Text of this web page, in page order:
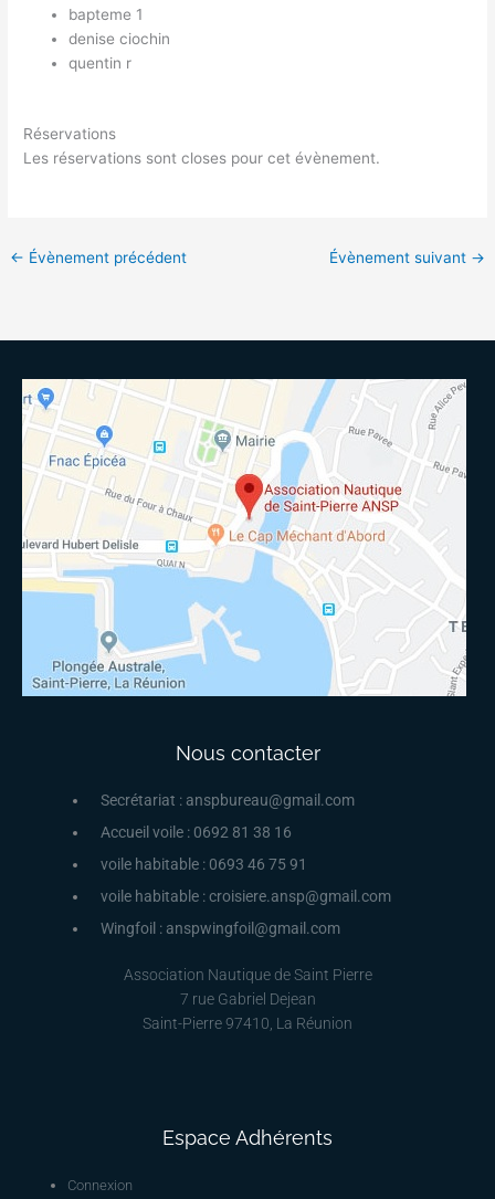
bapteme 1
denise ciochin
quentin r
Réservations
Les réservations sont closes pour cet évènement.
← Évènement précédent Évènement suivant →
Nous contacter
Secrétariat : anspbureau@gmail.com
Accueil voile : 0692 81 38 16
voile habitable : 0693 46 75 91
voile habitable : croisiere.ansp@gmail.com
Wingfoil : anspwingfoil@gmail.com
Association Nautique de Saint Pierre
7 rue Gabriel Dejean
Saint-Pierre 97410, La Réunion
Espace Adhérents
Connexion